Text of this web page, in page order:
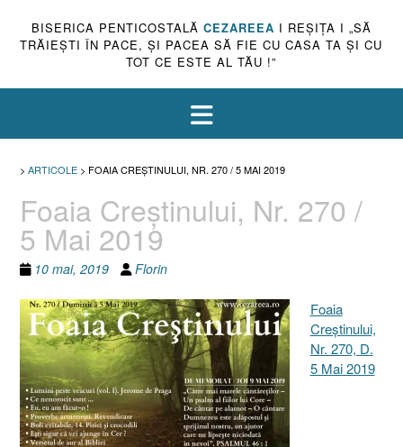
BISERICA PENTICOSTALĂ CEZAREEA I REŞIŢA I „SĂ
TRĂIEŞTI ÎN PACE, ŞI PACEA SĂ FIE CU CASA TA ŞI CU
TOT CE ESTE AL TĂU !”
> ARTICOLE > FOAIA CREŞTINULUI, NR. 270 / 5 MAI 2019
Foaia Creştinului, Nr. 270 /
5 Mai 2019
10 mai, 2019 Florin
Foaia
Creştinului,
Nr. 270, D.
5 Mai 2019